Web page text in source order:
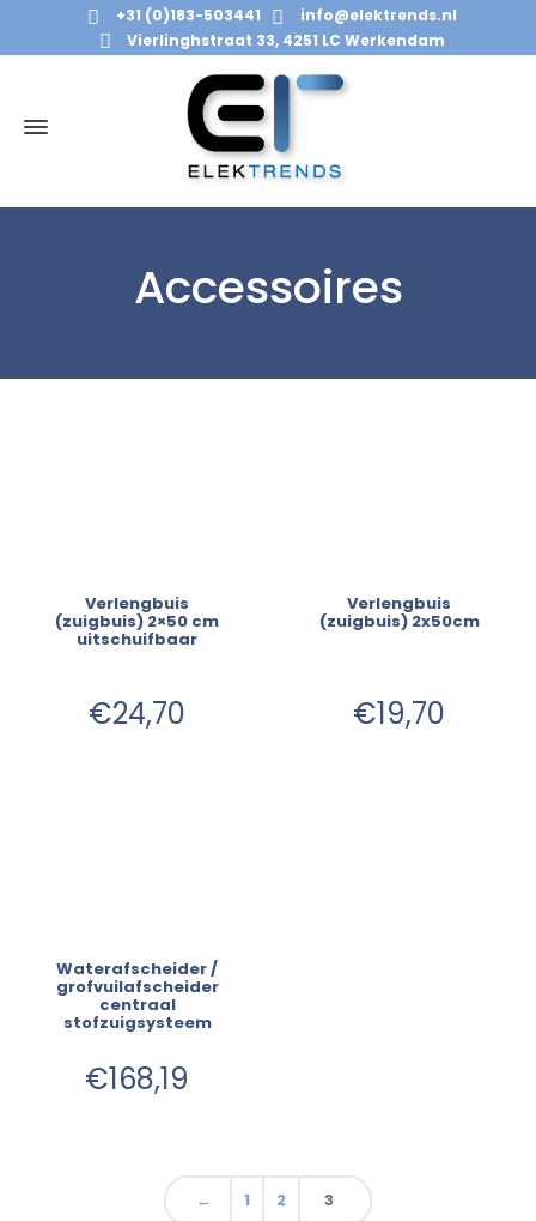
+31 (0)183-503441
info@elektrends.nl
Vierlinghstraat 33, 4251 LC Werkendam
Accessoires
Verlengbuis
(zuigbuis) 2×50 cm
uitschuifbaar
€24,70
Verlengbuis
(zuigbuis) 2x50cm
€19,70
Waterafscheider /
grofvuilafscheider
centraal
stofzuigsysteem
€168,19
← 1 2 3